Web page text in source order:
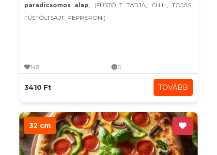
paradicsomos alap, (FÜSTÖLT TARJA, CHILI, TOJÁS,
FÜSTÖLTSAJT, PEPPERONI)
148 0
3410 Ft TOVÁBB
32 cm